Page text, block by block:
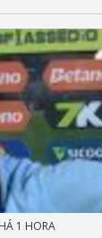
HÁ 1 HORA